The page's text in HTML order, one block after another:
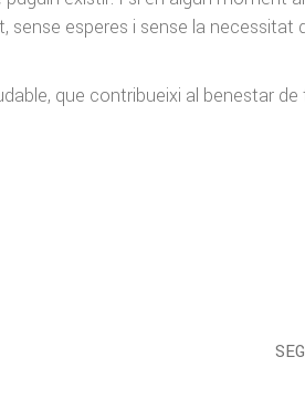
esperes i sense la necessitat
que contribueixi al benestar